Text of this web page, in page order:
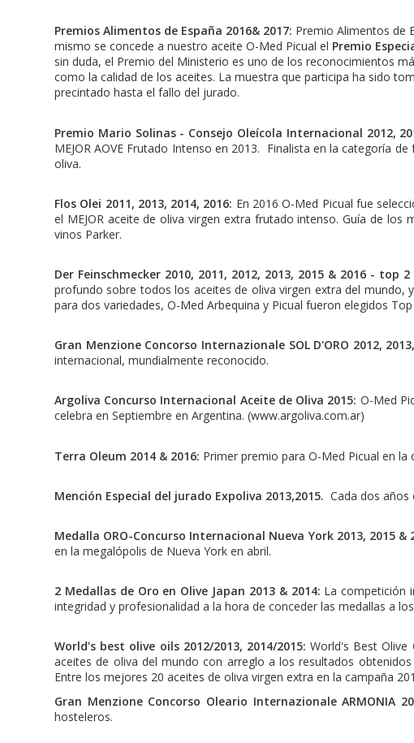
Premios Alimentos de España 2016& 2017: Premio Alimentos de
mismo se concede a nuestro aceite O-Med Picual el Premio
sin duda, el Premio del Ministerio es uno de los reconocimientos
como la calidad de los aceites. La muestra que participa ha sido
precintado hasta el fallo del jurado.
Premio Mario Solinas - Consejo Oleícola Internacional 2012,
MEJOR AOVE Frutado Intenso en 2013. Finalista en la categoría
oliva.
Flos Olei 2011, 2013, 2014, 2016: En 2016 O-Med Picual fue
el MEJOR aceite de oliva virgen extra frutado intenso. Guía de
vinos Parker.
Der Feinschmecker 2010, 2011, 2012, 2013, 2015 & 2016 - top
profundo sobre todos los aceites de oliva virgen extra del mundo,
para dos variedades, O-Med Arbequina y Picual fueron elegidos
Gran Menzione Concorso Internazionale SOL D'ORO 2012,
internacional, mundialmente reconocido.
Argoliva Concurso Internacional Aceite de Oliva 2015: O-Med
celebra en Septiembre en Argentina. (www.argoliva.com.ar)
Terra Oleum 2014 & 2016: Primer premio para O-Med Picual en
Mención Especial del jurado Expoliva 2013,2015. Cada dos
Medalla ORO-Concurso Internacional Nueva York 2013, 2015 &
en la megalópolis de Nueva York en abril.
2 Medallas de Oro en Olive Japan 2013 & 2014: La competición
integridad y profesionalidad a la hora de conceder las medallas a
World's best olive oils 2012/2013, 2014/2015: World's Best Olive
aceites de oliva del mundo con arreglo a los resultados
Entre los mejores 20 aceites de oliva virgen extra en la campaña
Gran Menzione Concorso Oleario Internazionale ARMONIA
hosteleros.